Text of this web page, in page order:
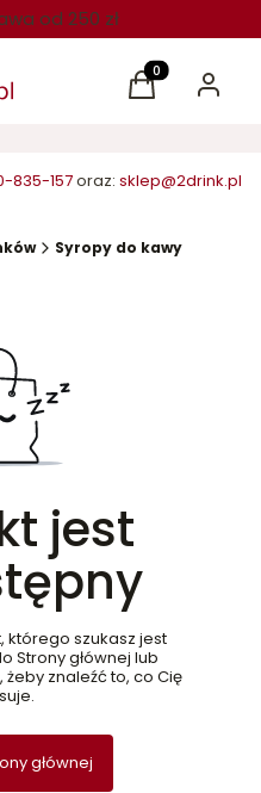
od 250 zł
Produkty w
Koszyk Zaloguj
835-157oraz: sklep@2drink.pl
Syropy do kawy
jest
którego szukasz jest
Strony głównej lub
znaleźć to, co Cię
głównej